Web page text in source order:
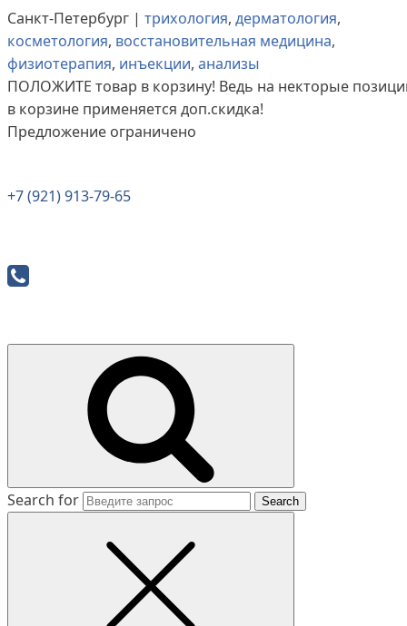
Санкт-Петербург | трихология, дерматология,
косметология, восстановительная медицина,
физиотерапия, инъекции, анализы
ПОЛОЖИТЕ товар в корзину! Ведь на некторые
в корзине применяется доп.скидка!
Предложение ограничено
+7 (921) 913-79-65
Search for